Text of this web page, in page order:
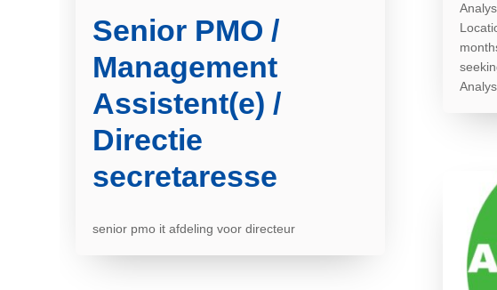
Senior PMO /
Management
Assistent(e) /
Directie
secretaresse
senior pmo it afdeling voor directeur